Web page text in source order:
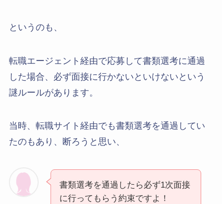
というのも、
転職エージェント経由で応募して書類選考に通過
した場合、必ず面接に行かないといけないという
謎ルールがあります。
当時、転職サイト経由でも書類選考を通過してい
たのもあり、断ろうと思い、
書類選考を通過したら必ず1次面接
に行ってもらう約束ですよ！